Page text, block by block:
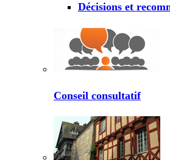
Décisions et
Conseil consultatif